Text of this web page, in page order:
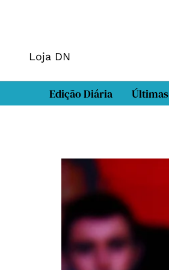
Loja DN
Edição Diária Últimas